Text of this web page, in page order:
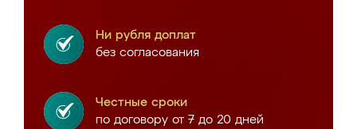
Ни рубля доплат
без согласования
Честные сроки
по договору от 7 до 20 дней